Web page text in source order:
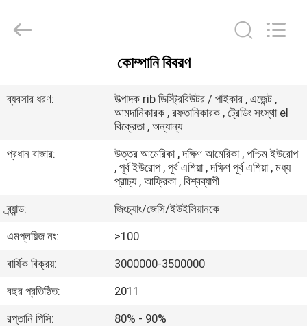
ভিডিও
আমাদের
সম্পর্কে
কারখানা
ভ্রমণ
Industry
কোম্পানি বিবরণ
ব্যবসার ধরণ:
উত্পাদক rib ডিস্ট্রিবিউটর / পাইকার , এজেন্ট ,
আমদানিকারক , রফতানিকারক , ট্রেডিং সংস্থা el
বিক্রেতা , অন্যান্য
প্রধান বাজার:
উত্তর আমেরিকা , দক্ষিণ আমেরিকা , পশ্চিম ইউরোপ
, পূর্ব ইউরোপ , পূর্ব এশিয়া , দক্ষিণ পূর্ব এশিয়া , মধ্য
প্রাচ্য , আফ্রিকা , বিশ্বব্যাপী
ব্র্যান্ড:
জিংচ্যাং/জেসি/ইউইসিয়ানকে
এমপ্লয়িজ নং:
>100
বার্ষিক বিক্রয়:
3000000-3500000
বছর প্রতিষ্ঠিত:
2011
রপ্তানি পিসি:
80% - 90%